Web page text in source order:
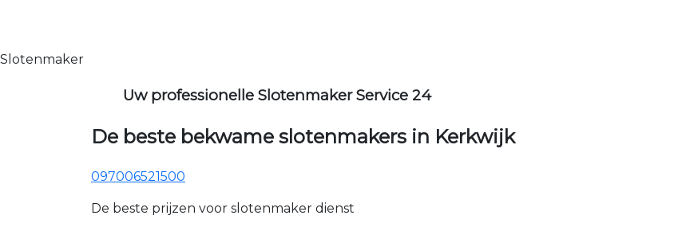
Slotenmaker
Uw professionelle Slotenmaker Service 24
De beste bekwame slotenmakers in Kerkwijk
097006521500
De beste prijzen voor slotenmaker dienst